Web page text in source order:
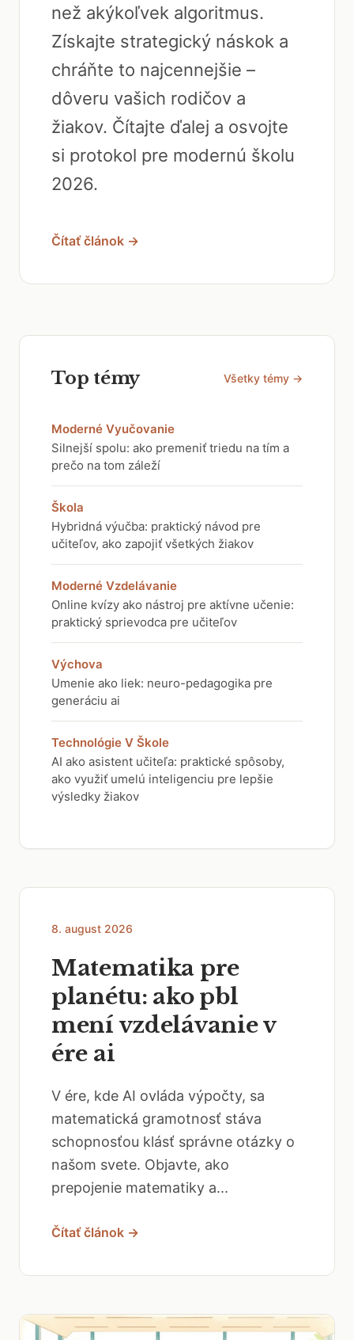
než akýkoľvek algoritmus.
Získajte strategický náskok a
chráňte to najcennejšie –
dôveru vašich rodičov a
žiakov. Čítajte ďalej a osvojte
si protokol pre modernú školu
2026.
Čítať článok →
Top témy Všetky témy →
Moderné Vyučovanie
Silnejší spolu: ako premeniť triedu na tím a
prečo na tom záleží
Škola
Hybridná výučba: praktický návod pre
učiteľov, ako zapojiť všetkých žiakov
Moderné Vzdelávanie
Online kvízy ako nástroj pre aktívne učenie:
praktický sprievodca pre učiteľov
Výchova
Umenie ako liek: neuro-pedagogika pre
generáciu ai
Technológie V Škole
AI ako asistent učiteľa: praktické spôsoby,
ako využiť umelú inteligenciu pre lepšie
výsledky žiakov
8. august 2026
Matematika pre
planétu: ako pbl
mení vzdelávanie v
ére ai
V ére, kde AI ovláda výpočty, sa
matematická gramotnosť stáva
schopnosťou klásť správne otázky o
našom svete. Objavte, ako
prepojenie matematiky a...
Čítať článok →